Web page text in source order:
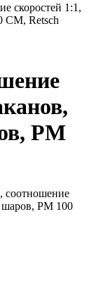
скоростей 1:1,
CM, Retsch
PM